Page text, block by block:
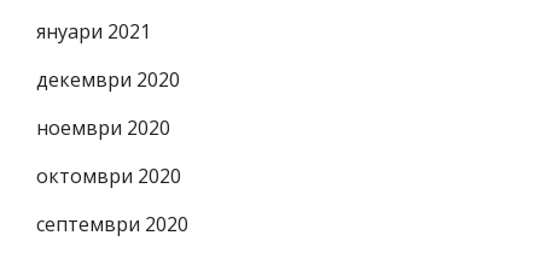
януари 2021
декември 2020
ноември 2020
октомври 2020
септември 2020